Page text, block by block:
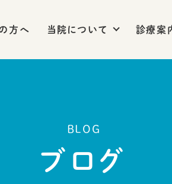
方へ 当院について 診療案
BLOG
ブログ